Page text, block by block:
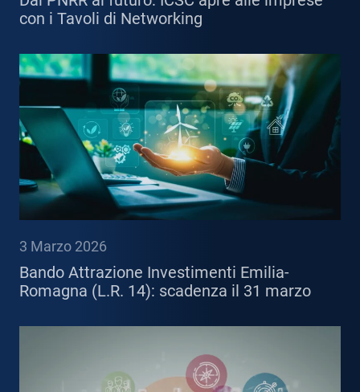
con i Tavoli di Networking
3 Marzo 2026
Bando Attrazione Investimenti Emilia-
Romagna (L.R. 14): scadenza il 31 marzo